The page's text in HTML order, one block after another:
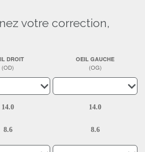
votre correction,
DROIT
(OD)
OEIL GAUCHE
(OG)